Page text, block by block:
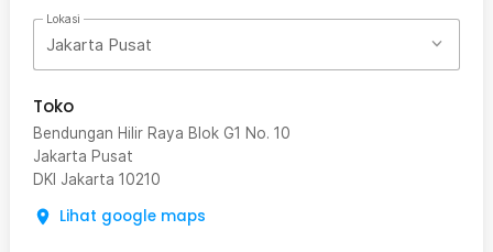
Lokasi
Jakarta Pusat
Toko
Bendungan Hilir Raya Blok G1 No. 10
Jakarta Pusat
DKI Jakarta 10210
Lihat google maps